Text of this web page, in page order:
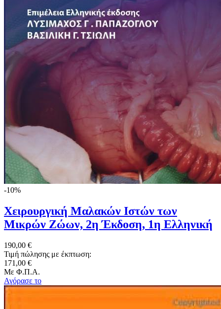
-10%
Χειρουργική Μαλακών Ιστών των
Μικρών Ζώων, 2η Έκδοση, 1η Ελληνική
190,00 €
Τιμή πώλησης με έκπτωση:
171,00 €
Με Φ.Π.Α.
Αγόρασε το